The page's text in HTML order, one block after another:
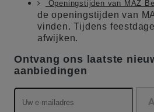
Openingstijden van MAZ
de openingstijden van
vinden. Tijdens
afwijken.
Ontvang ons laatste
aanbiedingen